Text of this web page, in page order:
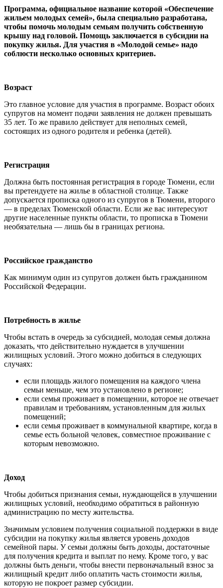
Программа, официальное название которой «Обеспечение
жильем молодых семей», была специально разработана,
чтобы помочь молодым семьям получить собственную
крышу над головой. Помощь заключается в субсидии на
покупку жилья. Для участия в «Молодой семье» надо
соблюсти несколько основных критериев.
Возраст
Это главное условие для участия в программе. Возраст обоих
супругов на момент подачи заявления не должен превышать
35 лет. То же правило действует для неполных семей,
состоящих из одного родителя и ребенка (детей).
Регистрация
Должна быть постоянная регистрация в городе Тюмени, если
вы претендуете на жилье в областной столице. Также
допускается прописка одного из супругов в Тюмени, второго
— в пределах Тюменской области. Если же вас интересуют
другие населенные пункты области, то прописка в Тюмени
необязательна — лишь бы в границах региона.
Российское гражданство
Как минимум один из супругов должен быть гражданином
Российской Федерации.
Потребность в жилье
Чтобы встать в очередь за субсидией, молодая семья должна
доказать, что действительно нуждается в улучшении
жилищных условий. Этого можно добиться в следующих
случаях:
если площадь жилого помещения на каждого члена
семьи меньше, чем это установлено в регионе;
если семья проживает в помещении, которое не отвечает
правилам и требованиям, установленным для жилых
помещений;
если семья проживает в коммунальной квартире, когда в
семье есть больной человек, совместное проживание с
которым невозможно.
Доход
Чтобы добиться признания семьи, нуждающейся в улучшении
жилищных условий, необходимо обратиться в районную
администрацию по месту жительства.
Значимым условием получения социальной поддержки в виде
субсидии на покупку жилья является уровень доходов
семейной пары. У семьи должны быть доходы, достаточные
для получения кредита и выплат по нему. Кроме того, у вас
должны быть деньги, чтобы внести первоначальный взнос за
жилищный кредит либо оплатить часть стоимости жилья,
которую не покроет размер субсидии.